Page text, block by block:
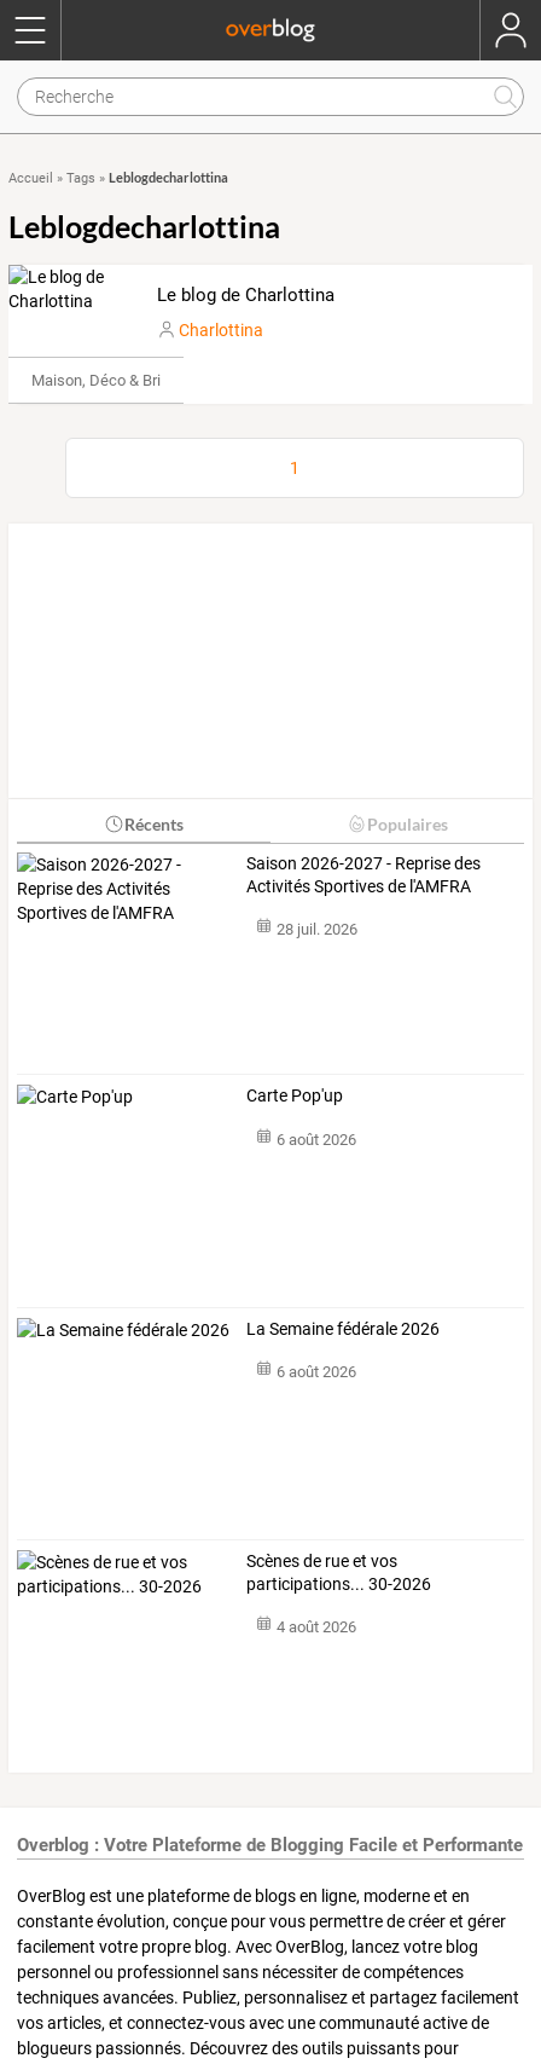
Accueil » Tags » Leblogdecharlottina
Leblogdecharlottina
Le blog de Charlottina
Charlottina
Maison, Déco & Bricolage
1
Récents Populaires
Saison 2026-2027 - Reprise des
Activités Sportives de l'AMFRA
28 juil. 2026
Carte Pop'up
6 août 2026
La Semaine fédérale 2026
6 août 2026
Scènes de rue et vos
participations... 30-2026
4 août 2026
Overblog : Votre Plateforme de Blogging Facile et Performante
OverBlog est une plateforme de blogs en ligne, moderne et en
constante évolution, conçue pour vous permettre de créer et gérer
facilement votre propre blog. Avec OverBlog, lancez votre blog
personnel ou professionnel sans nécessiter de compétences
techniques avancées. Publiez, personnalisez et partagez facilement
vos articles, et connectez-vous avec une communauté active de
blogueurs passionnés. Découvrez des outils puissants pour